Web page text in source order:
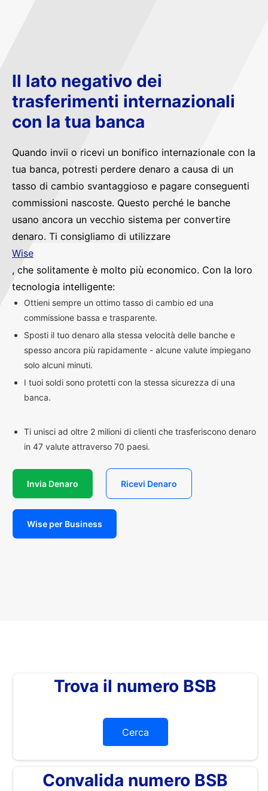
Il lato negativo dei
trasferimenti internazionali
con la tua banca
Quando invii o ricevi un bonifico internazionale con la
tua banca, potresti perdere denaro a causa di un
tasso di cambio svantaggioso e pagare conseguenti
commissioni nascoste. Questo perché le banche
usano ancora un vecchio sistema per convertire
denaro. Ti consigliamo di utilizzare
Wise
, che solitamente è molto più economico. Con la loro
tecnologia intelligente:
Ottieni sempre un ottimo tasso di cambio ed una
commissione bassa e trasparente.
Sposti il tuo denaro alla stessa velocità delle banche e
spesso ancora più rapidamente - alcune valute impiegano
solo alcuni minuti.
I tuoi soldi sono protetti con la stessa sicurezza di una
banca.
Ti unisci ad oltre 2 milioni di clienti che trasferiscono denaro
in 47 valute attraverso 70 paesi.
Invia Denaro Ricevi Denaro
Wise per Business
Trova il numero BSB
Cerca
Convalida numero BSB